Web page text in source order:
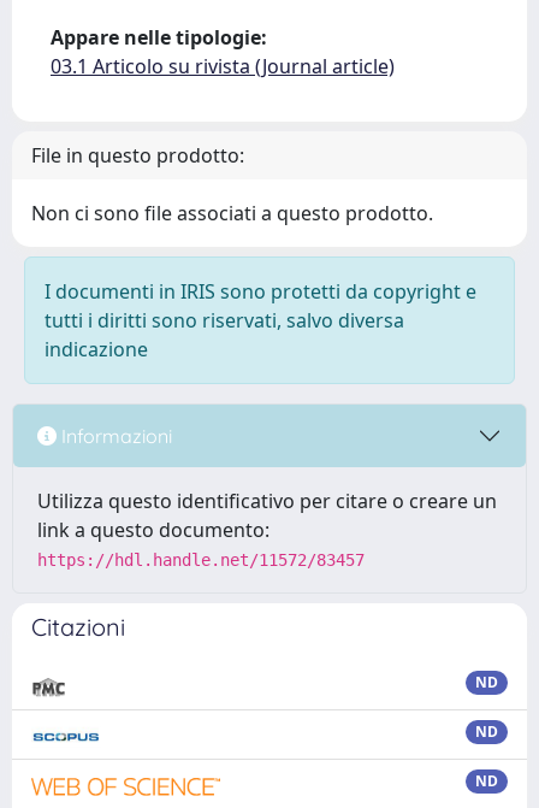
Appare nelle tipologie:
03.1 Articolo su rivista (Journal article)
File in questo prodotto:
Non ci sono file associati a questo prodotto.
I documenti in IRIS sono protetti da copyright e
tutti i diritti sono riservati, salvo diversa
indicazione
Informazioni
Utilizza questo identificativo per citare o creare un
link a questo documento:
https://hdl.handle.net/11572/83457
Citazioni
ND
ND
ND